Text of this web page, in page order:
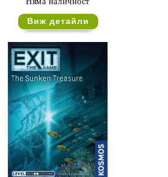
Виж детайли